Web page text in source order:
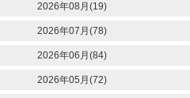
2026年08月(19)
2026年07月(78)
2026年06月(84)
2026年05月(72)